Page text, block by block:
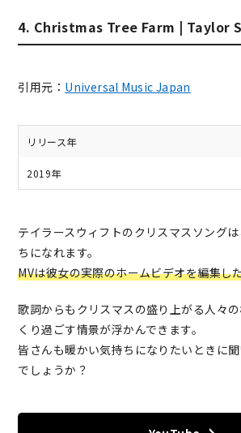
4. Christmas Tree Farm | Taylor
引用元： Universal Music Japan
リリース年
2019年
テイラースウィフトのクリスマスソング
ちになれます。
MVは彼女の実際のホームビデオを編集し
歌詞からもクリスマスの盛り上がる人々
くり過ごす情景が浮かんできます。
皆さんも暖かい気持ちになりたいときに
でしょうか？